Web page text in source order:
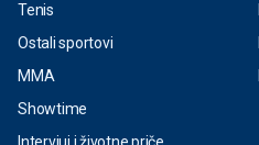
Tenis
Ostali sportovi
MMA
Showtime